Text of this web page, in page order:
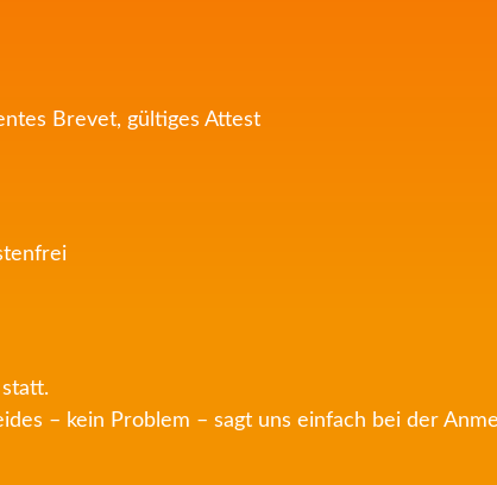
Brevet, gültiges Attest
– kein Problem – sagt uns einfach bei der